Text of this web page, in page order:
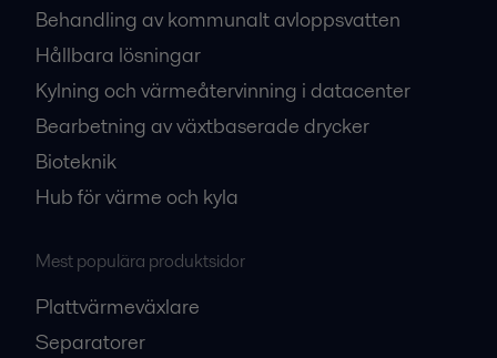
Behandling av kommunalt avloppsvatten
Hållbara lösningar
Kylning och värmeåtervinning i datacenter
Bearbetning av växtbaserade drycker
Bioteknik
Hub för värme och kyla
Mest populära produktsidor
Plattvärmeväxlare
Separatorer